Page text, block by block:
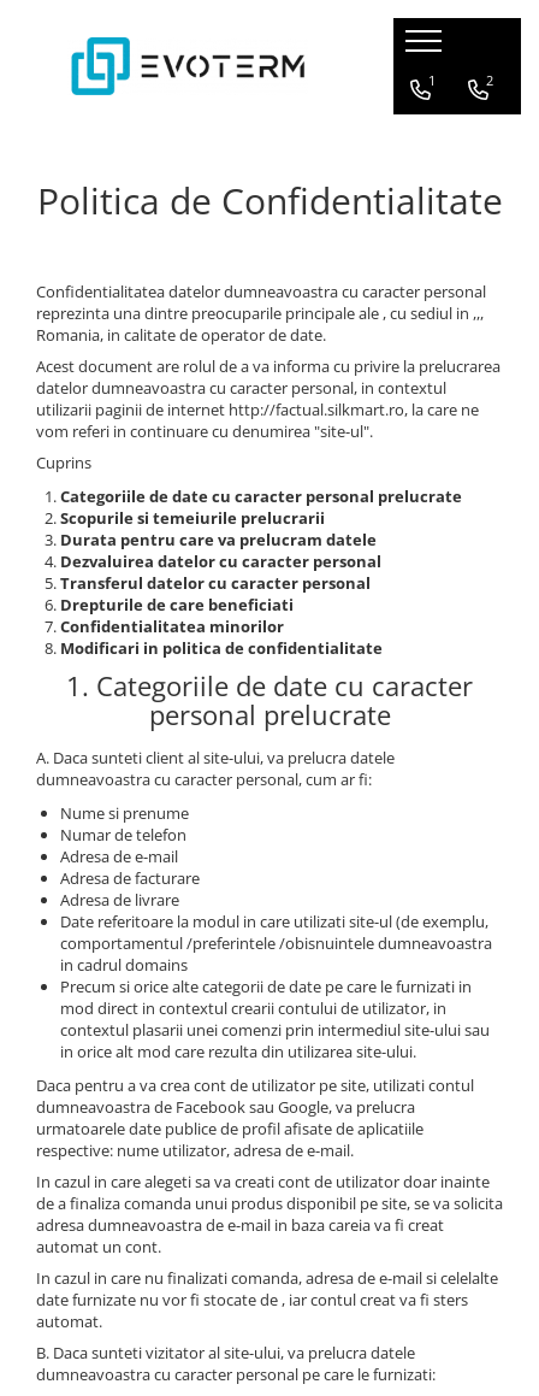
1 2
Politica de Confidentialitate
Confidentialitatea datelor dumneavoastra cu caracter personal
reprezinta una dintre preocuparile principale ale , cu sediul in ,,,
Romania, in calitate de operator de date.
Acest document are rolul de a va informa cu privire la prelucrarea
datelor dumneavoastra cu caracter personal, in contextul
utilizarii paginii de internet http://factual.silkmart.ro, la care ne
vom referi in continuare cu denumirea "site-ul".
Cuprins
Categoriile de date cu caracter personal prelucrate
Scopurile si temeiurile prelucrarii
Durata pentru care va prelucram datele
Dezvaluirea datelor cu caracter personal
Transferul datelor cu caracter personal
Drepturile de care beneficiati
Confidentialitatea minorilor
Modificari in politica de confidentialitate
1. Categoriile de date cu caracter
personal prelucrate
A. Daca sunteti client al site-ului, va prelucra datele
dumneavoastra cu caracter personal, cum ar fi:
Nume si prenume
Numar de telefon
Adresa de e-mail
Adresa de facturare
Adresa de livrare
Date referitoare la modul in care utilizati site-ul (de exemplu,
comportamentul /preferintele /obisnuintele dumneavoastra
in cadrul domains
Precum si orice alte categorii de date pe care le furnizati in
mod direct in contextul crearii contului de utilizator, in
contextul plasarii unei comenzi prin intermediul site-ului sau
in orice alt mod care rezulta din utilizarea site-ului.
Daca pentru a va crea cont de utilizator pe site, utilizati contul
dumneavoastra de Facebook sau Google, va prelucra
urmatoarele date publice de profil afisate de aplicatiile
respective: nume utilizator, adresa de e-mail.
In cazul in care alegeti sa va creati cont de utilizator doar inainte
de a finaliza comanda unui produs disponibil pe site, se va solicita
adresa dumneavoastra de e-mail in baza careia va fi creat
automat un cont.
In cazul in care nu finalizati comanda, adresa de e-mail si celelalte
date furnizate nu vor fi stocate de , iar contul creat va fi sters
automat.
B. Daca sunteti vizitator al site-ului, va prelucra datele
dumneavoastra cu caracter personal pe care le furnizati: